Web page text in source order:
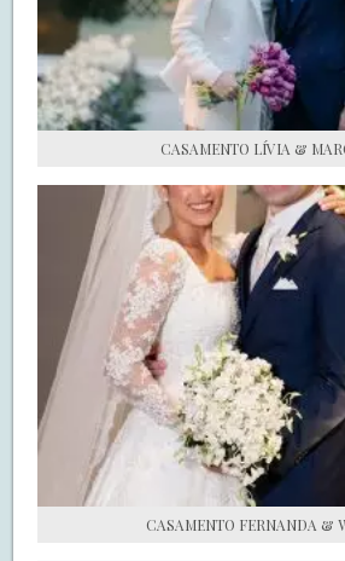
FALE COM O SAY I DO
CASAMENTO LÍVIA &
CASAMENTO FERNANDA &